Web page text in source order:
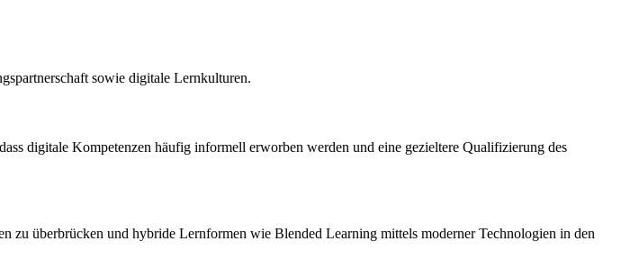
sowie digitale Lernkulturen.
digitale Kompetenzen häufig informell erworben werden und eine gezieltere Qualifizierung des
zu überbrücken und hybride Lernformen wie Blended Learning mittels moderner Technologien in den